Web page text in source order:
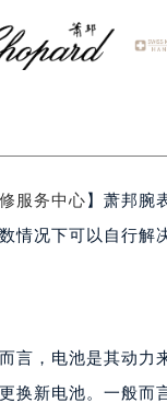
济南市历下区经
广州市天河区天河
广州市越秀区环
福州市鼓楼区五四
成都市锦江区人民
太原市迎泽区解放
沈阳市沈河区中街
服务中心】萧邦腕
情况下可以自行解
言，电池是其动力
换新电池。一般而